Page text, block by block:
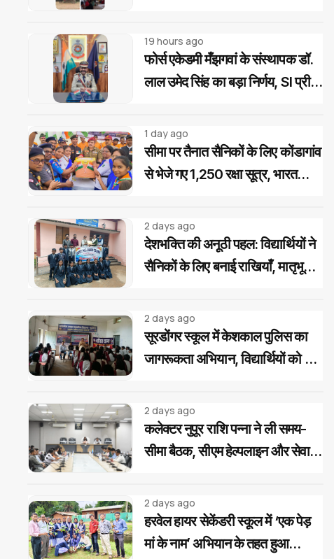
आवास दिवस का आयोजन
19 hours ago
फोर्स एकेडमी मँझगवां के संस्थापक डॉ.
लाल उमेद सिंह का बड़ा निर्णय, SI प्री
निःशुल्क कोचिंग और आवासीय सुविधा
1 day ago
सीमा पर तैनात सैनिकों के लिए कोंडागांव
से भेजे गए 1,250 रक्षा सूत्र, भारत
2 days ago
देशभक्ति की अनूठी पहल: विद्यार्थियों ने
सैनिकों के लिए बनाई राखियाँ, मातृभूमि
2 days ago
सूरडोंगर स्कूल में केशकाल पुलिस का
जागरूकता अभियान, विद्यार्थियों को दिए
2 days ago
कलेक्टर नुपूर राशि पन्ना ने ली समय-
सीमा बैठक, सीएम हेल्पलाइन और सेवा
दिए निर्देश
2 days ago
हरवेल हायर सेकेंडरी स्कूल में ‘एक पेड़
मां के नाम’ अभियान के तहत हुआ